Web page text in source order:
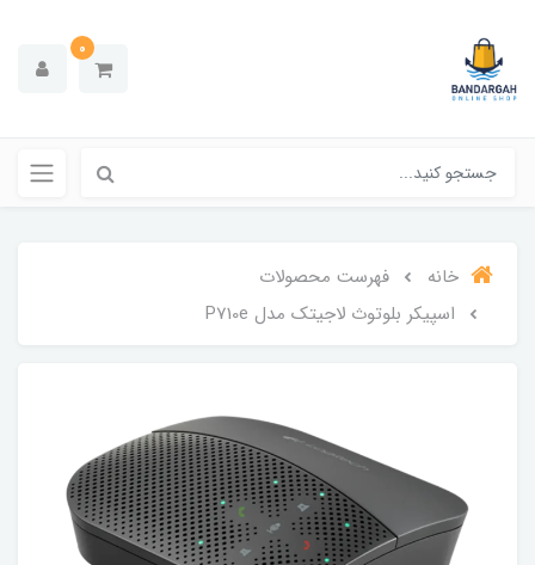
0
خانه
فهرست محصولات
اسپیکر بلوتوث لاجیتک مدل P710e